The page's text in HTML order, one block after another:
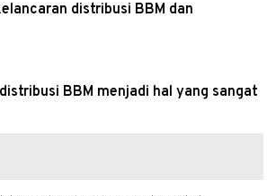
distribusi BBM dan
BBM menjadi hal yang sangat